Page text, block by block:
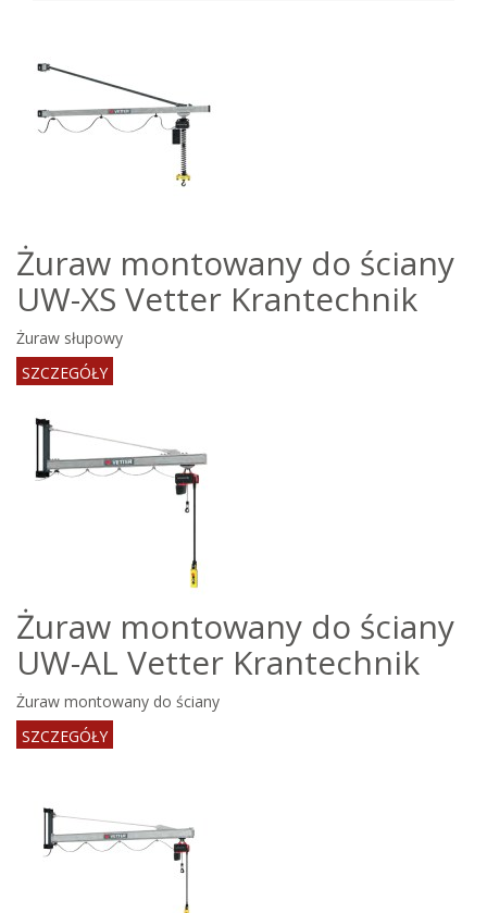
Żuraw montowany do ściany
UW-XS Vetter Krantechnik
Żuraw słupowy
SZCZEGÓŁY
Żuraw montowany do ściany
UW-AL Vetter Krantechnik
Żuraw montowany do ściany
SZCZEGÓŁY